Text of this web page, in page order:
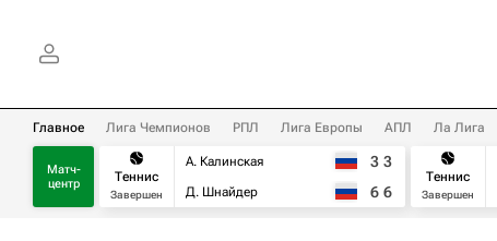
Главное Лига Чемпионов РПЛ Лига Европы АПЛ Ла Лига
Матч-
центр
Теннис
Завершен
А. Калинская
Д. Шнайдер
3 3
6 6
Теннис
Завершен